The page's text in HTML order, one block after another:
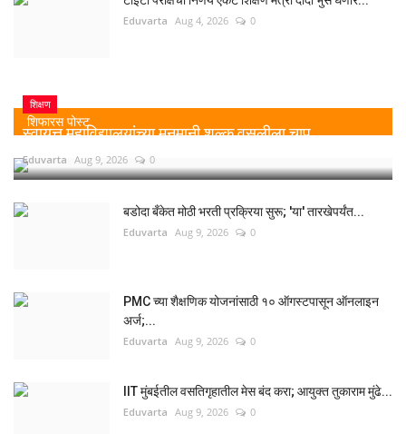
Eduvarta Aug 4, 2026 0
शिफारस पोस्ट
शिक्षण
स्वायत्त महाविद्यालयांच्या मनमानी शुल्क वसुलीला चाप
Eduvarta Aug 9, 2026 0
बडोदा बँकेत मोठी भरती प्रक्रिया सुरू; 'या' तारखेपर्यंत...
Eduvarta Aug 9, 2026 0
PMC च्या शैक्षणिक योजनांसाठी १० ऑगस्टपासून ऑनलाइन
अर्ज;...
Eduvarta Aug 9, 2026 0
IIT मुंबईतील वसतिगृहातील मेस बंद करा; आयुक्त तुकाराम मुंढे...
Eduvarta Aug 9, 2026 0